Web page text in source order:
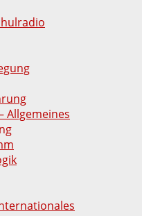
Allgemeines